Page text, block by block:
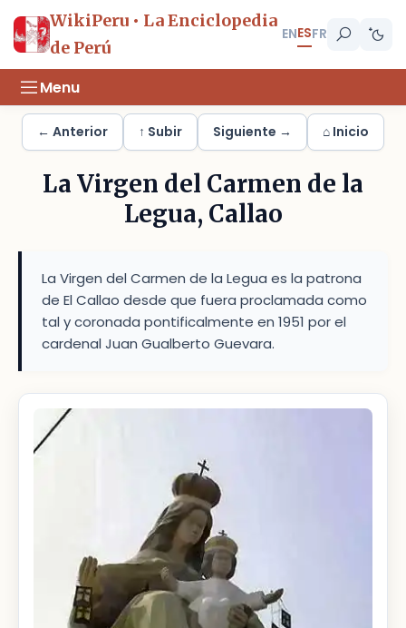
WikiPeru • La Enciclopedia
de Perú
ENESFR
Menu
← Anterior ↑ Subir Siguiente → ⌂ Inicio
La Virgen del Carmen de la
Legua, Callao
La Virgen del Carmen de la Legua es la patrona
de El Callao desde que fuera proclamada como
tal y coronada pontificalmente en 1951 por el
cardenal Juan Gualberto Guevara.